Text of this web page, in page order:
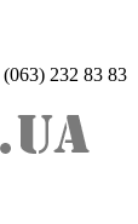
232 83 83